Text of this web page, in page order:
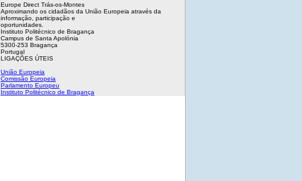
Europe Direct Trás-os-Montes
Aproximando os cidadãos da União Europeia através da
informação, participação e
oportunidades.
Instituto Politécnico de Bragança
Campus de Santa Apolónia
5300-253 Bragança
Portugal
LIGAÇÕES ÚTEIS
União Europeia
Comissão Europeia
Parlamento Europeu
Instituto Politécnico de Bragança